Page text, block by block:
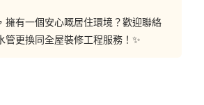
擁有一個安心嘅居住環境？歡迎聯絡
管更換同全屋裝修工程服務！✨